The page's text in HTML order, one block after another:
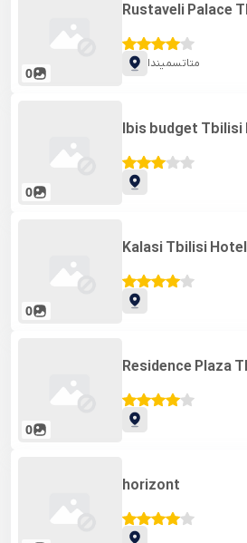
0
Rustaveli Palace
متاتسمیندا
0
Ibis budget Tbilisi
0
Kalasi Tbilisi Hotel
0
Residence Plaza
horizont